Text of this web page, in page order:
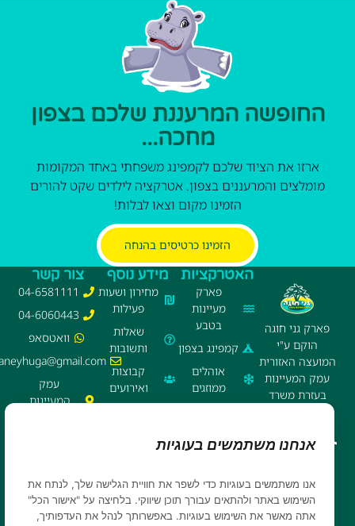
החופשה המרעננת שלכם בצפון
מחכה...
ארזו את הציוד שלכם לקמפינג משפחתי באחד המקומות
מומלצים והמרעננים בצפון. אטרקציה לילדים שקט להורים
הזמינו מקום וצאו לבלות!
הזמינו כרטיסים בהנחה
פארק גני חוגה
הוקם ע"י
המועצה האזורית
עמק המעיינות
בעזרת משרד
התיירות וקק"ל
האטרקציות
פארק
מעיינות
בטבע
קמפינג בצפון
אוהלים
ממוזגים
מפת הפארק
מידע נוסף
מחירון ושעות
פעילות
שאלות
ותשובות
קבוצות
ואירועים
מדיניות
הפרטיות
צור קשר
04-6581111
04-6060443
וואטסאפ
ganeyhuga@gmail.com
עמק
המעיינות,
אנחנו משתמשים בעוגיות
אנו משתמשים בעוגיות כדי לשפר את חוויית הגלישה שלך, לנתח את
השימוש באתר ולהתאים עבורך תוכן שיווקי. בלחיצה על "אישור הכל"
אתה מאשר את השימוש בעוגיות. באפשרותך לנהל את העדפותיך,